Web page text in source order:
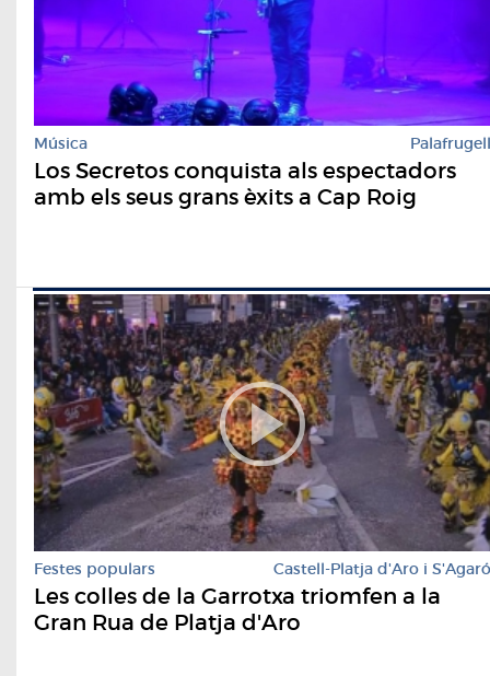
Música Palafrugell
Los Secretos conquista als espectadors
amb els seus grans èxits a Cap Roig
Festes populars Castell-Platja d'Aro i S'Agaró
Les colles de la Garrotxa triomfen a la
Gran Rua de Platja d'Aro